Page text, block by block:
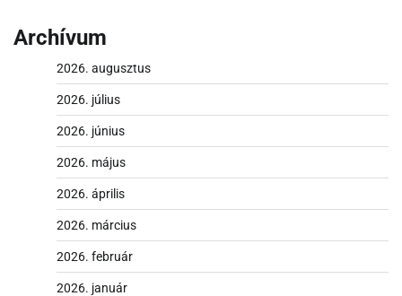
Archívum
2026. augusztus
2026. július
2026. június
2026. május
2026. április
2026. március
2026. február
2026. január